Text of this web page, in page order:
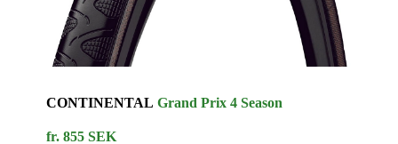
CONTINENTALGrand Prix 4 Season
fr. 855 SEK